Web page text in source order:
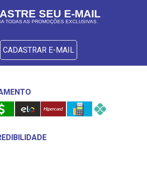
SEU E-MAIL
TODAS AS PROMOÇÕES EXCLUSIVAS.
CADASTRAR E-MAIL